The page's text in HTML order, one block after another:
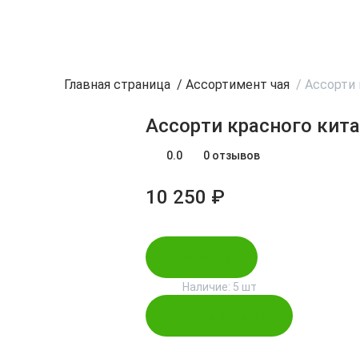
Главная страница / Ассортимент чая / Ассорти
Ассорти красного
0.0 0 отзывов
10 250 ₽
Наличие: 5 шт